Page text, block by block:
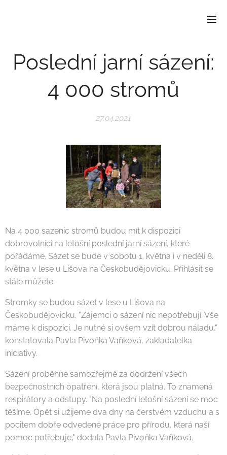
Poslední jarní sázení:
4 000 stromů
27.04.2021
Na 4 000 sazenic stromů budou mít k dispozici
dobrovolníci na letošní poslední jarní sázení, které
pořádáme. Sázet se bude v sobotu 1. května i v neděli 8.
května v lese u Lišova na Českobudějovicku. Přihlásit se
stále můžete.
Stromky se budou sázet v lese u Lišova na
Českobudějovicku. "Zájemci o sázení nic nepotřebují. Vše
máme k dispozici. Je nutné si ovšem vzít dobrou náladu,"
konstatovala Pavla Pivoňka Vaňková, zakladatelka
iniciativy.
Sázení proběhne samozřejmě za dodržení všech
bezpečnostních opatření, která jsou platná. To znamená
respirátory a odstupy. "Na poslední letošní sázení se moc
těšíme. Opět si užijeme dva dny na čerstvém vzduchu a s
pocitem dobře odvedené práce pro přírodu, která naší
pomoc potřebuje," dodala Pavla Pivoňka Vaňková.